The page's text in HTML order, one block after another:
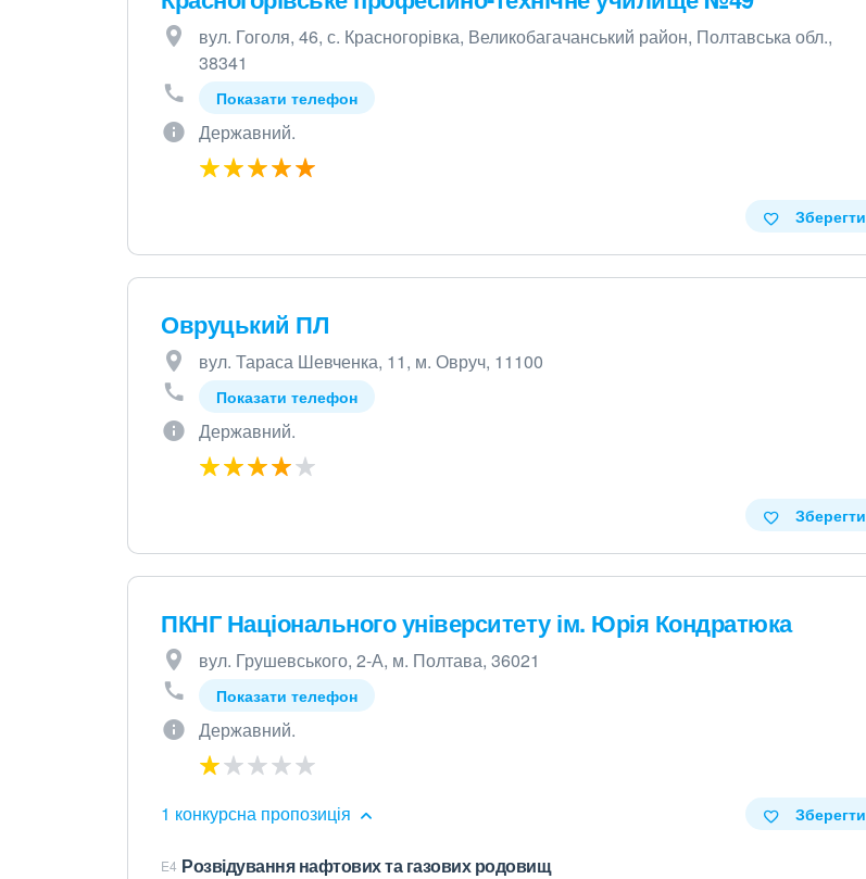
вул. Гоголя, 46, с. Красногорівка, Великобагачанський район, Полтавська обл.,
38341
Показати телефон
Державний.
Зберегти
Овруцький ПЛ
вул. Тараса Шевченка, 11, м. Овруч, 11100
Показати телефон
Державний.
Зберегти
ПКНГ Національного університету ім. Юрія Кондратюка
вул. Грушевського, 2-А, м. Полтава, 36021
Показати телефон
Державний.
1 конкурсна пропозиція Зберегти
E4 Розвідування нафтових та газових родовищ